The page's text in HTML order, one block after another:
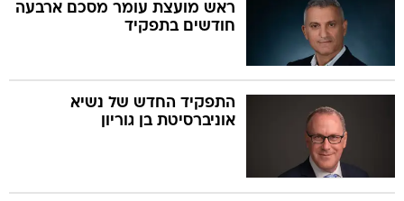
ראש מועצת עומר מסכם ארבעה
חודשים בתפקיד
התפקיד החדש של נשיא
אוניברסיטת בן גוריון